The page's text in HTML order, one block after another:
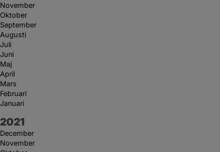
November
Oktober
September
Augusti
Juli
Juni
Maj
April
Mars
Februari
Januari
År:
2021
December
November